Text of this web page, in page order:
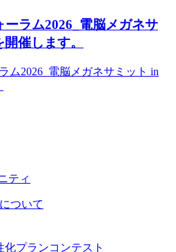
ラム2026_電脳メガネサ
催します。
ム2026_電脳メガネサミット in
ついて
化プランコンテスト